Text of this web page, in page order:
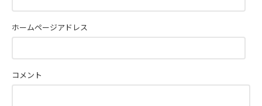
コメント
ホームページアドレス